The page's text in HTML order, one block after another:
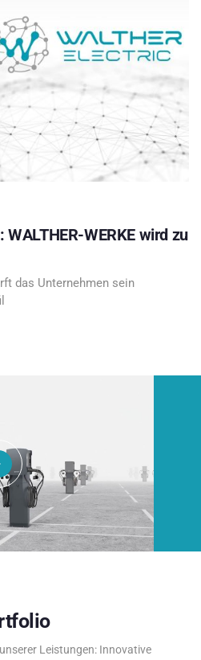
WERKE wird zu
das Unternehmen sein
Leistungen: Innovative